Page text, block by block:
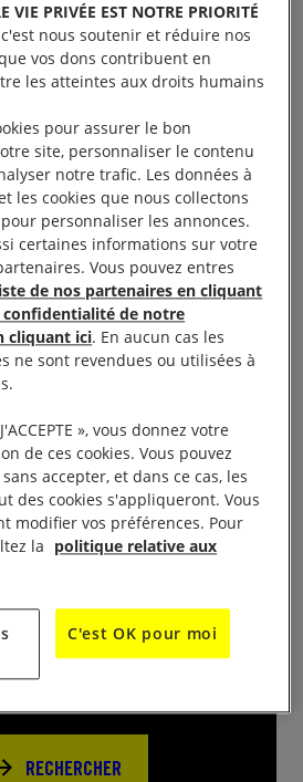
juin 2024 de 8 heures à 18
47000 Agen
de lectures avant l’été
chez vous
événements pour agir
RECHERCHER
VIE PRIVÉE EST NOTRE PRIORITÉ
nous soutenir et réduire nos
vos dons contribuent en
les atteintes aux droits humains
pour assurer le bon
site, personnaliser le contenu
notre trafic. Les données à
les cookies que nous collectons
personnaliser les annonces.
certaines informations sur votre
Vous pouvez entres
de nos partenaires en cliquant
de notre
cliquant ici. En aucun cas les
ne sont revendues ou utilisées à
», vous donnez votre
de ces cookies. Vous pouvez
accepter, et dans ce cas, les
des cookies s'appliqueront. Vous
modifier vos préférences. Pour
la politique relative aux
C'est OK pour moi